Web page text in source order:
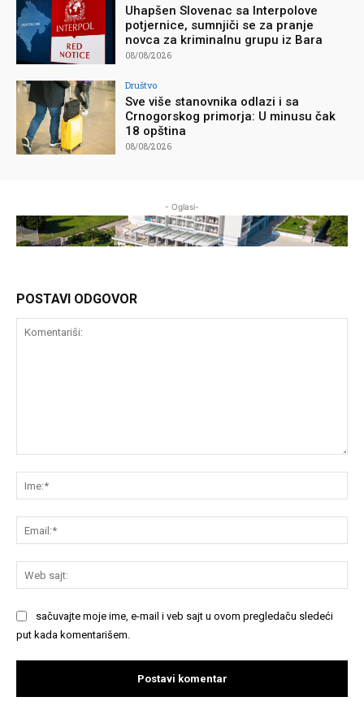
Uhapšen Slovenac sa Interpolove
potjernice, sumnjiči se za pranje
novca za kriminalnu grupu iz Bara
08/08/2026
Društvo
Sve više stanovnika odlazi i sa
Crnogorskog primorja: U minusu čak
18 opština
08/08/2026
- Oglasi-
POSTAVI ODGOVOR
sačuvajte moje ime, e-mail i veb sajt u ovom pregledaču sledeći
put kada komentarišem.